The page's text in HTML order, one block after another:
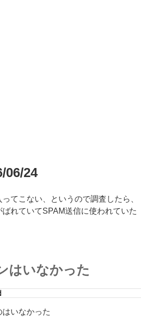
06/24
てこない、というので調査したら、
れていてSPAM送信に使われていた
はいなかった
いなかった